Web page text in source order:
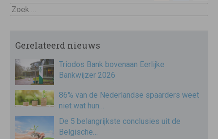
Zoek
Gerelateerd nieuws
Triodos Bank bovenaan Eerlijke
Bankwijzer 2026
86% van de Nederlandse spaarders weet
niet wat hun…
De 5 belangrijkste conclusies uit de
Belgische…